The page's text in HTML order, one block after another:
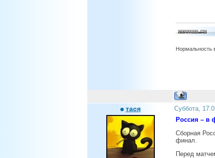
Нормальность
тася Суббота,
Россия – в
Сборная
финал.
Перед